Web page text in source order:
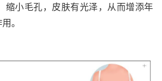
缩小毛孔，皮肤有光泽，从而增添年
。